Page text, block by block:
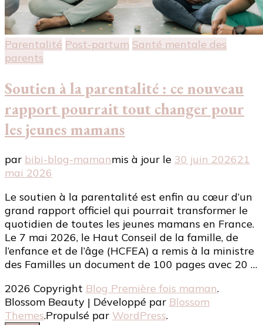
Parentalité Post-partum Santé mentale des
parents
Soutien à la parentalité : ce nouveau
rapport pourrait tout changer pour
les jeunes mamans
par bibi-blog-mamanmis à jour le 30 juin 202621
mai 2026
Le soutien à la parentalité est enfin au cœur d’un
grand rapport officiel qui pourrait transformer le
quotidien de toutes les jeunes mamans en France.
Le 7 mai 2026, le Haut Conseil de la famille, de
l’enfance et de l’âge (HCFEA) a remis à la ministre
des Familles un document de 100 pages avec 20 …
2026 Copyright Blog Première fois maman.
Blossom Beauty | Développé par Blossom
Themes.Propulsé par WordPress.